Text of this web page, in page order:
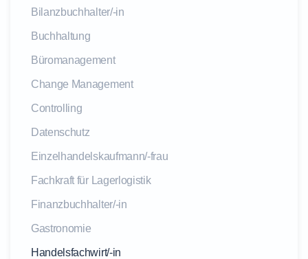
Bilanzbuchhalter/-in
Buchhaltung
Büromanagement
Change Management
Controlling
Datenschutz
Einzelhandelskaufmann/-frau
Fachkraft für Lagerlogistik
Finanzbuchhalter/-in
Gastronomie
Handelsfachwirt/-in